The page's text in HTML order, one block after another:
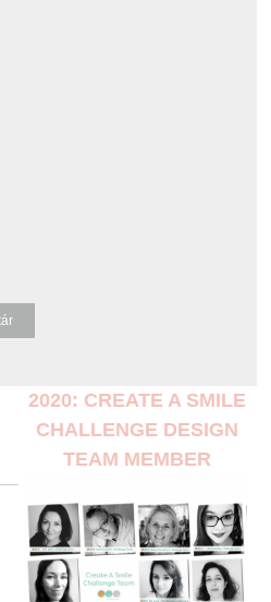
2020: CREATE A SMILE
CHALLENGE DESIGN
TEAM MEMBER